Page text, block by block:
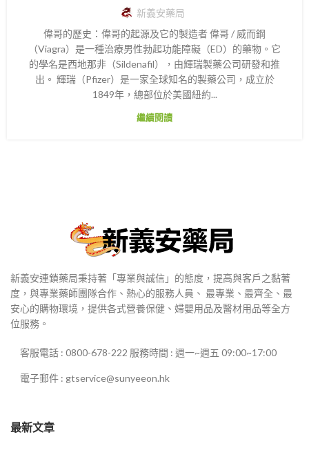
新義安藥局
偉哥的歷史：偉哥的起源及它的製造者 偉哥 / 威而鋼
（Viagra）是一種治療男性勃起功能障礙（ED）的藥物。它
的學名是西地那非（Sildenafil），由輝瑞製藥公司研發和推
出。 輝瑞（Pfizer）是一家全球知名的製藥公司，成立於
1849年，總部位於美國紐約...
繼續閱讀
新義安連鎖藥局秉持著「專業與誠信」的態度，提高與客戶之黏著
度，與專業藥師團隊合作、熱心的服務人員、 最專業、最齊全、最
安心的購物環境，提供各式營養保健、婦嬰用品及醫材用品等全方
位服務。
客服電話 : 0800-678-222 服務時間 : 週一~週五 09:00~17:00
電子郵件 : gtservice@sunyeeon.hk
最新文章